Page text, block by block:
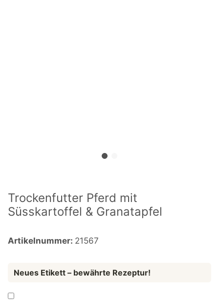
Trockenfutter Pferd mit
Süsskartoffel & Granatapfel
Artikelnummer: 21567
Neues Etikett – bewährte Rezeptur!